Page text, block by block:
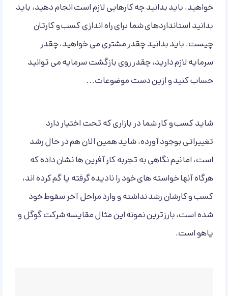
خواهید، باید بدانید چه کارهایی لازم است انجام دهید، باید
بدانید استانداردهای شما برای راه اندازی کسب و کارتان
چیست، باید بدانید چقدر مشتری می خواهید، چقدر
سرمایه لازم دارید، چقدر روی بازگشت سرمایه می توانید
حساب کنید و ازین دست موضوعات…
شاید کسب و کار شما در بازاری که تحت اختیار دارد
تغییراتی بوجود آورده، شاید همین الان هم در حال رشد
است، اما نیم نگاهی به تجربه کار آفرین ها نشان داده که
هرگاه آنها خواسته های خود را نادیده گرفته یا گم کرده اند،
کسب و کارشان رشد نداشته و وارد مراحل آخر سقوط خود
شده است، بارزترین نمونه این مثال مقایسه شرکت گوگل و
یاهو است.